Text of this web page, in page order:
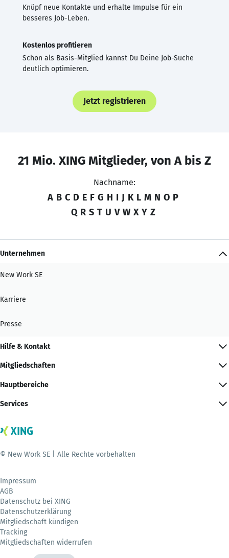
Knüpf neue Kontakte und erhalte Impulse für ein
besseres Job-Leben.
Kostenlos profitieren
Schon als Basis-Mitglied kannst Du Deine Job-Suche
deutlich optimieren.
Jetzt registrieren
21 Mio. XING Mitglieder, von A bis Z
Nachname:
A B C D E F G H I J K L M N O P
Q R S T U V W X Y Z
Unternehmen
New Work SE
Karriere
Presse
Hilfe & Kontakt
Mitgliedschaften
Hauptbereiche
Services
© New Work SE | Alle Rechte vorbehalten
Impressum
AGB
Datenschutz bei XING
Datenschutzerklärung
Mitgliedschaft kündigen
Tracking
Mitgliedschaften widerrufen